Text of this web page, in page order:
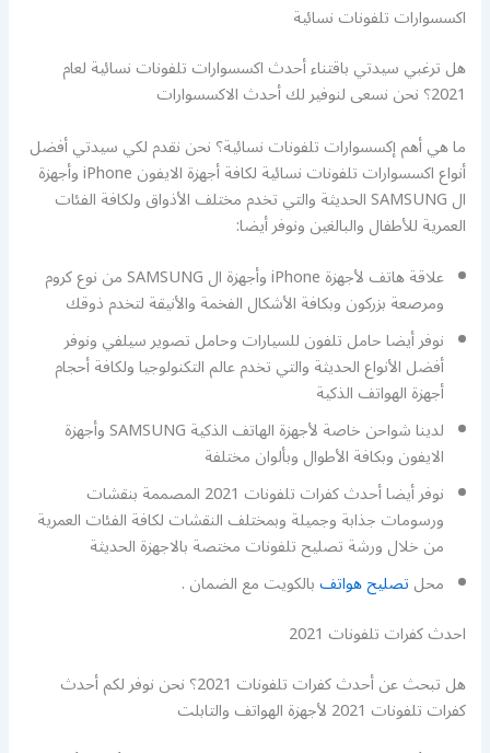
اكسسوارات تلفونات نسائية
هل ترغبي سيدتي باقتناء أحدث اكسسوارات تلفونات نسائية لعام
2021؟ نحن نسعى لنوفير لك أحدث الاكسسوارات
ما هي أهم إكسسوارات تلفونات نسائية؟ نحن نقدم لكي سيدتي أفضل
أنواع اكسسوارات تلفونات نسائية لكافة أجهزة الايفون iPhone وأجهزة
ال SAMSUNG الحديثة والتي تخدم مختلف الأذواق ولكافة الفئات
العمرية للأطفال والبالغين ونوفر أيضا:
علاقة هاتف لأجهزة iPhone وأجهزة ال SAMSUNG من نوع كروم
ومرصعة بزركون وبكافة الأشكال الفخمة والأنيقة لتخدم ذوقك
نوفر أيضا حامل تلفون للسيارات وحامل تصوير سيلفي ونوفر
أفضل الأنواع الحديثة والتي تخدم عالم التكنولوجيا ولكافة أحجام
أجهزة الهواتف الذكية
لدينا شواحن خاصة لأجهزة الهاتف الذكية SAMSUNG وأجهزة
الايفون وبكافة الأطوال وبألوان مختلفة
نوفر أيضا أحدث كفرات تلفونات 2021 المصممة بنقشات
ورسومات جذابة وجميلة وبمختلف النقشات لكافة الفئات العمرية
من خلال ورشة تصليح تلفونات مختصة بالاجهزة الحديثة
محلتصليح هواتفبالكويت مع الضمان .
احدث كفرات تلفونات 2021
هل تبحث عن أحدث كفرات تلفونات 2021؟ نحن نوفر لكم أحدث
كفرات تلفونات 2021 لأجهزة الهواتف والتابلت